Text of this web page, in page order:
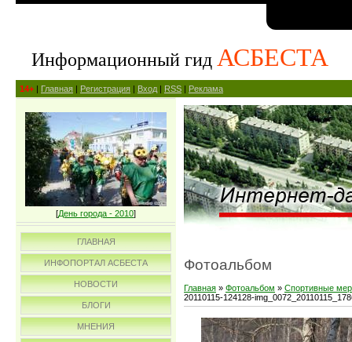
Информационный гид АСБЕСТА
14+ | Главная | Регистрация | Вход | RSS | Реклама
[День города - 2010]
ГЛАВНАЯ
ИНФОПОРТАЛ АСБЕСТА
НОВОСТИ
БЛОГИ
МНЕНИЯ
Фотоальбом
Главная » Фотоальбом » Спортивные
20110115-124128-